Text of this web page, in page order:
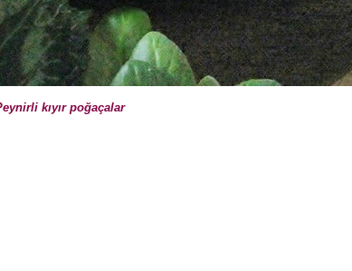
kıyır poğaçalar